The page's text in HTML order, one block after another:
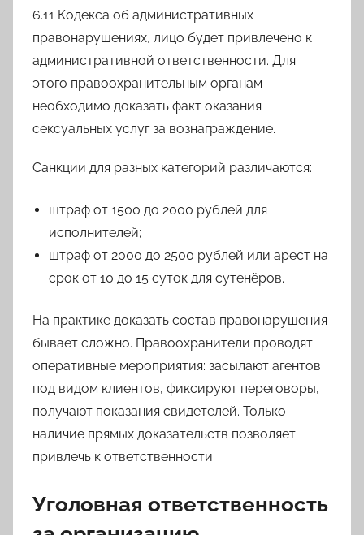
6.11 Кодекса об административных
правонарушениях, лицо будет привлечено к
административной ответственности. Для
этого правоохранительным органам
необходимо доказать факт оказания
сексуальных услуг за вознаграждение.
Санкции для разных категорий различаются:
штраф от 1500 до 2000 рублей для
исполнителей;
штраф от 2000 до 2500 рублей или арест на
срок от 10 до 15 суток для сутенёров.
На практике доказать состав правонарушения
бывает сложно. Правоохранители проводят
оперативные мероприятия: засылают агентов
под видом клиентов, фиксируют переговоры,
получают показания свидетелей. Только
наличие прямых доказательств позволяет
привлечь к ответственности.
Уголовная ответственность